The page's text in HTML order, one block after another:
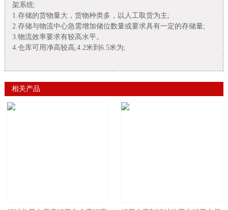
架系统:
1.存储的货物量大，货物种类多，以人工取货为主;
2.存储与物流中心急需增加储位数量或要求具有一定的存储量;
3.物流效率要求有较高水平。
4.仓库可用净高较高,4.2米到6.5米为;
相关产品